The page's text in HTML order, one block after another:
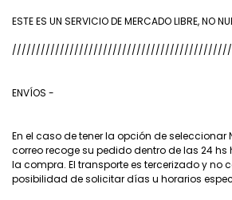
ESTE ES UN SERVICIO DE MERCADO LIBRE, NO
ENVÍOS -
En el caso de tener la opción de seleccionar
correo recoge su pedido dentro de las 24
la compra. El transporte es tercerizado y no
posibilidad de solicitar días u horarios